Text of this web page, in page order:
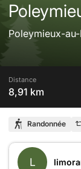
Poleymieux-
Distance
8,91 km
Randonnée
L